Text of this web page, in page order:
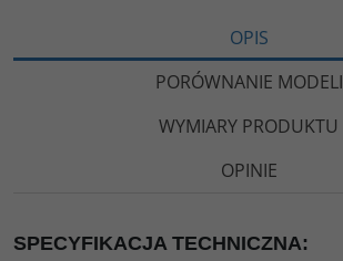
OPIS
PORÓWNANIE MODELI
WYMIARY PRODUKTU
OPINIE
SPECYFIKACJA TECHNICZNA: